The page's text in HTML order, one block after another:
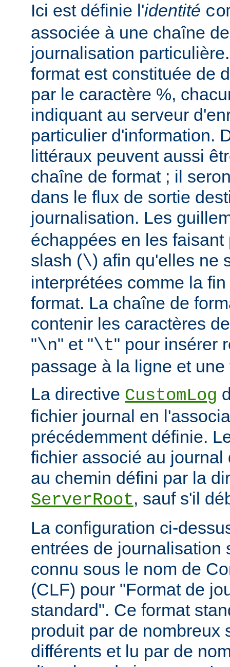
Ici est définie l'identité
associée à une chaîne
journalisation
format est constituée de
par le caractère %,
indiquant au serveur
particulier d'information.
littéraux peuvent aussi
chaîne de format ; il
dans le flux de sortie
journalisation. Les
échappées en les
slash (\) afin qu'elles ne
interprétées comme la
format. La chaîne de
contenir les caractères
"\n" et "\t" pour insérer
passage à la ligne et
La directive CustomLog
fichier journal en
précédemment définie.
fichier associé au journal
au chemin défini par la
ServerRoot, sauf s'il
La configuration ci-
entrées de journalisation
connu sous le nom de
(CLF) pour "Format de
standard". Ce format
produit par de nombreux
différents et lu par de